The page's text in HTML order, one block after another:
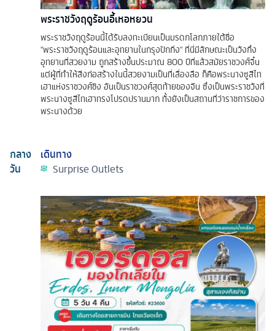
พระราชวังฤดูร้อนอี้เหอหยวน
พระราชวังฤดูร้อนนี้ได้รับลงทะเบียนเป็นมรดกโลกภายใต้ชื่อ
"พระราชวังฤดูร้อนและอุทยานในกรุงปักกิ่ง" ที่นี่มีลักษณะเป็นวังกึ่ง
อุทยานที่สวยงาม ถูกสร้างขึ้นประมาณ 800 ปีที่แล้วสมัยราชวงศ์จิ๋น
แต่ผู้ที่ทำให้สิ่งก่อสร้างในนี้สวยงามเป็นที่เลื่องลือ ก็คือพระนางซูสีไท
เฮาแห่งราชวงศ์ชิง อันเป็นราชวงศ์สุดท้ายของจีน ซึ่งเป็นพระราชวังที่
พระนางซูสีไทเฮาทรงโปรดปรานมาก ทั้งยังเป็นสถานที่ว่าราชการของ
พระนางด้วย
กลาง
วัน
เดินทาง
Surprise Outlets